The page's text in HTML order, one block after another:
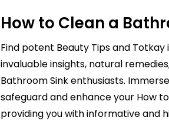
How to Clean a
Find potent Beauty Tips and
invaluable insights, natural
Bathroom Sink enthusiasts.
safeguard and enhance your How
providing you with informative and